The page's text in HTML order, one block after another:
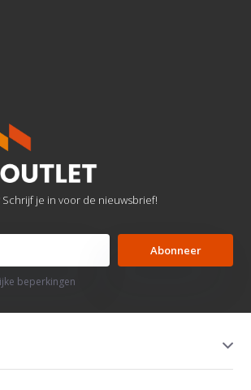
je in voor de nieuwsbrief!
Abonneer
beperkingen